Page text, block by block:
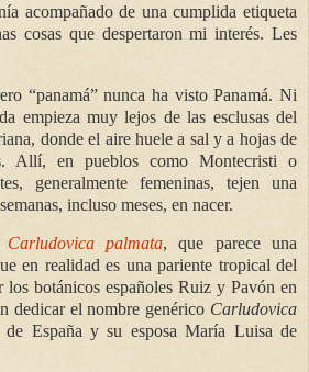
acompañado de una cumplida etiqueta
cosas que despertaron mi interés. Les
“panamá” nunca ha visto Panamá. Ni
empieza muy lejos de las esclusas del
donde el aire huele a sal y a hojas de
Allí, en pueblos como Montecristi o
generalmente femeninas, tejen una
incluso meses, en nacer.
Carludovica palmata, que parece una
en realidad es una pariente tropical del
los botánicos españoles Ruiz y Pavón en
dedicar el nombre genérico Carludovica
España y su esposa María Luisa de